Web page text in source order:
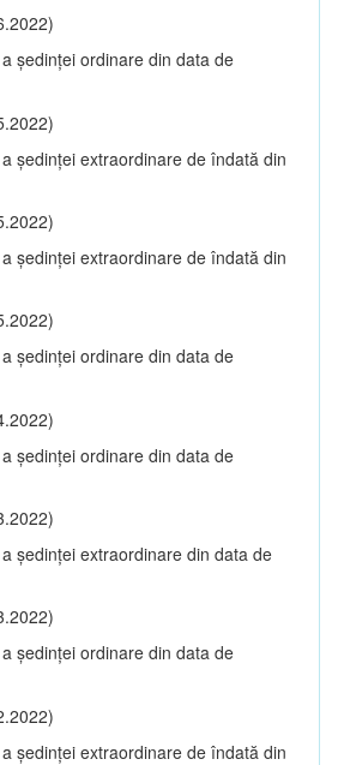
şedinţei ordinare din data de
şedinţei extraordinare de îndată din
şedinţei extraordinare de îndată din
şedinţei ordinare din data de
şedinţei ordinare din data de
şedinţei extraordinare din data de
şedinţei ordinare din data de
şedinţei extraordinare de îndată din